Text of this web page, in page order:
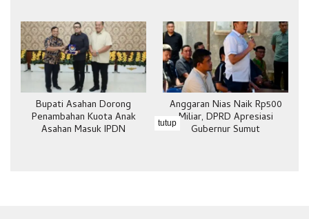
Bupati Asahan Dorong
Penambahan Kuota Anak
Asahan Masuk IPDN
Anggaran Nias Naik Rp500
Miliar, DPRD Apresiasi
Gubernur Sumut
tutup